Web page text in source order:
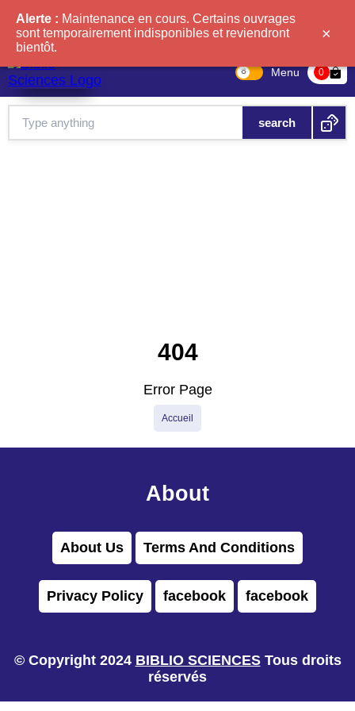
Menu 0 bag-check
Alerte : Maintenance en cours. Certains ouvrages
sont temporairement indisponibles et reviendront
bientôt.
×
404
Error Page
Accueil
About
About Us Terms And Conditions
Privacy Policy facebook facebook
© Copyright 2024 BIBLIO SCIENCESTous droits
réservés